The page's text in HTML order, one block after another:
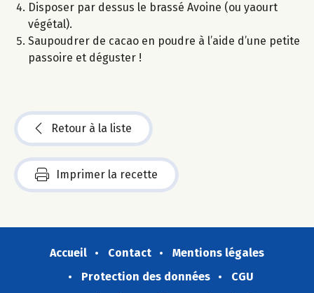
Disposer par dessus le brassé Avoine (ou yaourt
végétal).
Saupoudrer de cacao en poudre à l’aide d’une petite
passoire et déguster !
Retour à la liste
Imprimer la recette
Accueil Contact
Mentions légales
Protection des données
CGU